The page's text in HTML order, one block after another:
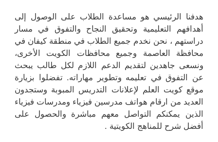
هدفنا الرئيسي هو مساعدة الطلاب على الوصول إلى
أهدافهم التعليمية وتحقيق النجاح والتفوق في مسار
دراستهم ، نحن نخدم جميع الطلاب في منطقة كيفان في
محافظة العاصمة وجميع محافظات الكويت الأخرى،
ونسعى جاهدين لتقديم الدعم اللازم لكل طالب يبحث
عن التفوق في تعليمه وتطوير مهاراته. تفضلوا بزيارة
موقع كويت العلم لإعلانات التدريس المبوبة وستجدون
العديد من ارقام هواتف مدرسين فيزياء ومدرسات فيزياء
الذين يمكنكم التواصل معهم مباشرة والحصول على
أفضل شرح للمناهج الكويتية .